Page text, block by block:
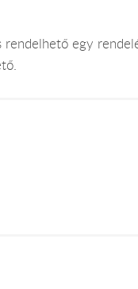
rendelhető egy